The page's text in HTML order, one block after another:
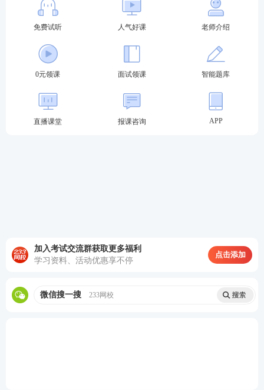
还原面试情景现场，助你一举攻下“结构化面试+试讲
教资面试全流程揭秘，快速入门，实战通关！
免费试听 人气好课 老师介绍
0元领课 面试领课 智能题库
直播课堂 报课咨询 APP
加入考试交流群获取更多福利
学习资料、活动优惠享不停
点击添加
微信搜一搜 233网校